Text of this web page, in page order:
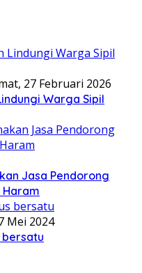
27 Februari 2026
Warga Sipil
Jasa Pendorong
Haram
Mei 2024
bersatu